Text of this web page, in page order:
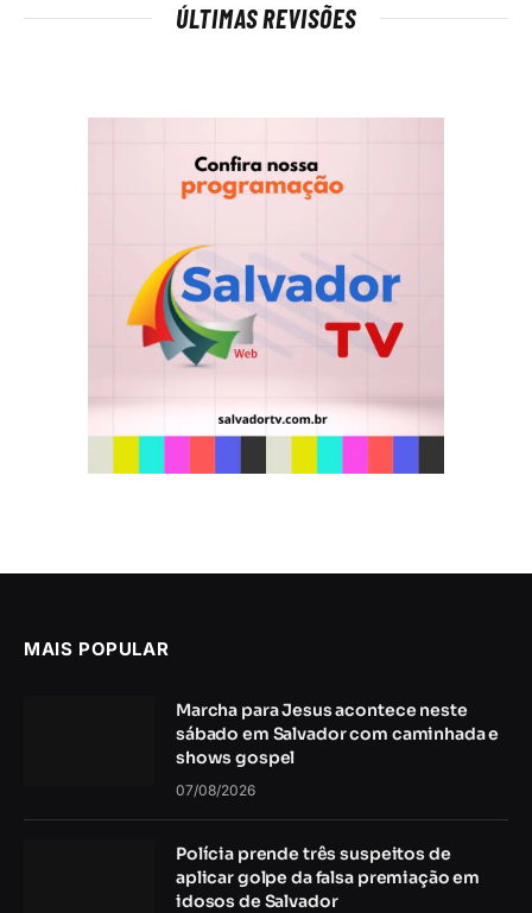
ÚLTIMAS REVISÕES
MAIS POPULAR
Marcha para Jesus acontece neste
sábado em Salvador com caminhada e
shows gospel
07/08/2026
Polícia prende três suspeitos de
aplicar golpe da falsa premiação em
idosos de Salvador